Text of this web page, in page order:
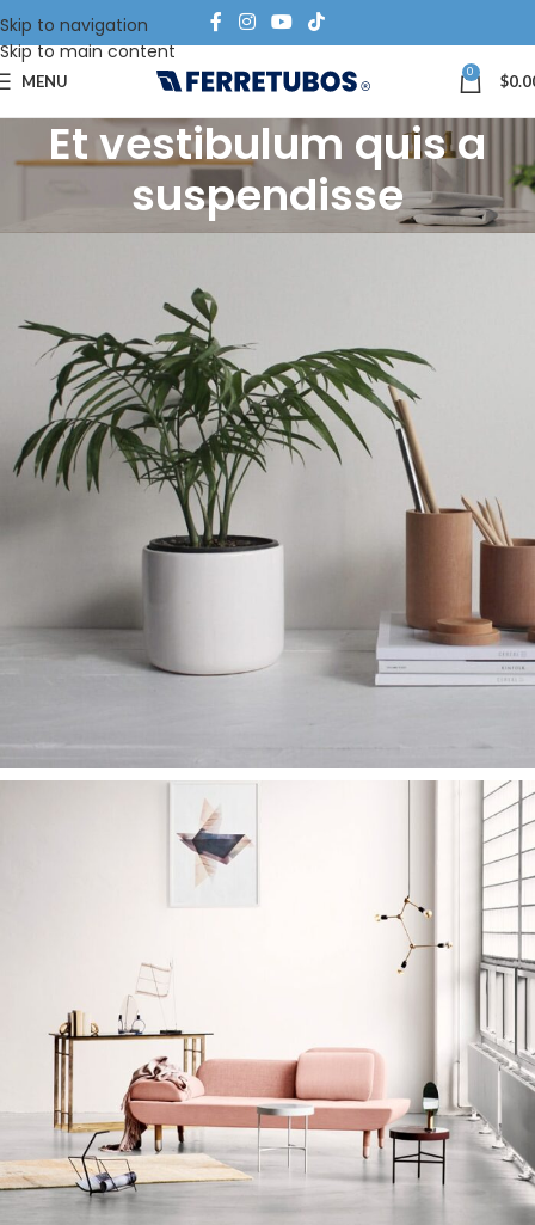
Skip to navigation
Skip to main content
MENU 0 $
Et vestibulum quis a
suspendisse